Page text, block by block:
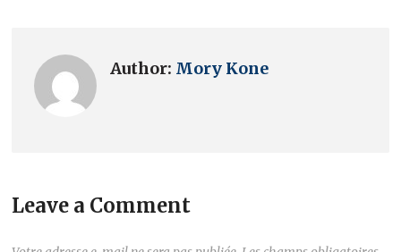
Author: Mory Kone
Leave a Comment